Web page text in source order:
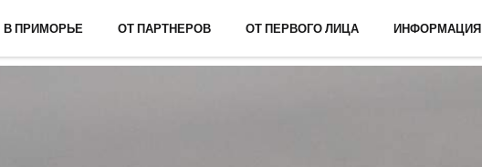
В ПРИМОРЬЕ ОТ ПАРТНЕРОВ ОТ ПЕРВОГО ЛИЦА ИНФОРМАЦИЯ